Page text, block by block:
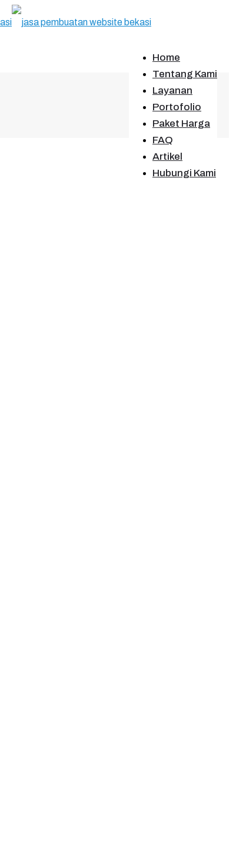
Home
Tentang Kami
Layanan
Portofolio
Paket Harga
FAQ
Artikel
Hubungi Kami